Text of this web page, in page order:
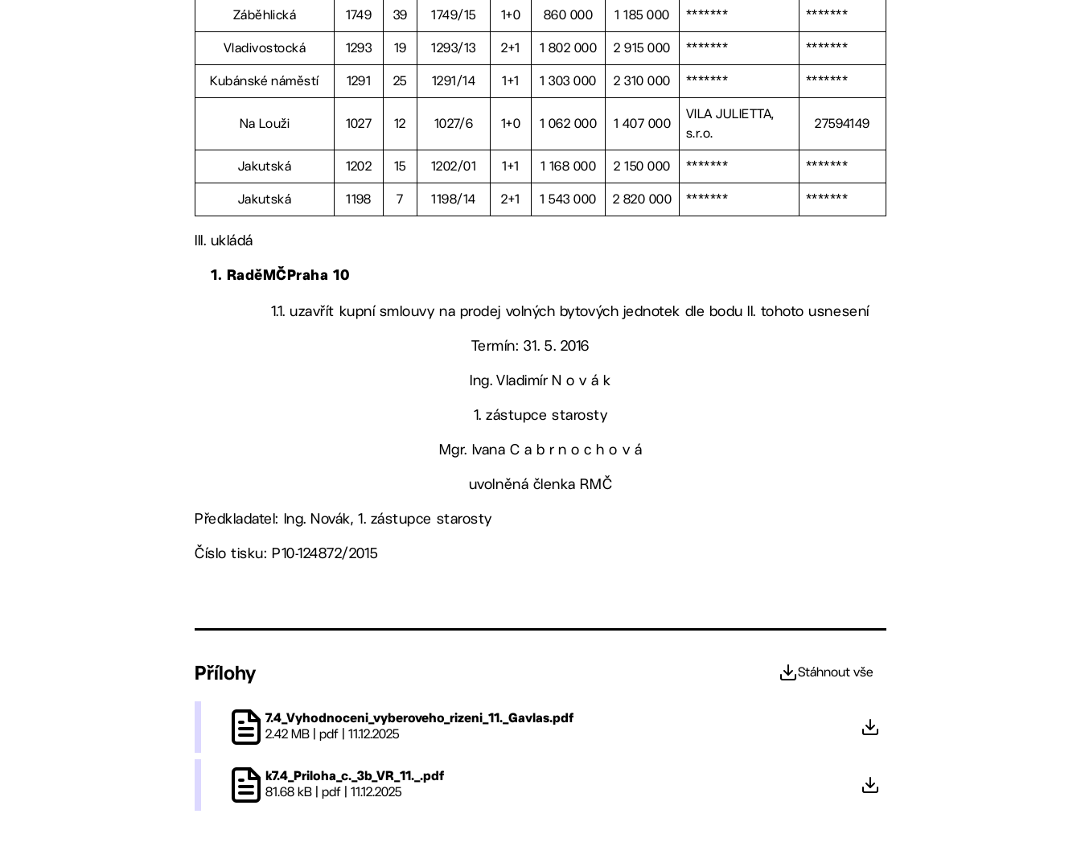
Záběhlická 1749 39 1749/15 1+0 860 000 1 185 000 ******* *******
Vladivostocká 1293 19 1293/13 2+1 1 802 000 2 915 000 ******* *******
Kubánské náměstí 1291 25 1291/14 1+1 1 303 000 2 310 000 ******* *******
Na Louži 1027 12 1027/6 1+0 1 062 000 1 407 000
VILA JULIETTA,
s.r.o.
27594149
Jakutská 1202 15 1202/01 1+1 1 168 000 2 150 000 ******* *******
Jakutská 1198 7 1198/14 2+1 1 543 000 2 820 000 ******* *******
III. ukládá
1. RaděMČPraha 10
1.1. uzavřít kupní smlouvy na prodej volných bytových jednotek dle bodu II. tohoto usnesení
Termín: 31. 5. 2016
Ing. Vladimír N o v á k
1. zástupce starosty
Mgr. Ivana C a b r n o c h o v á
uvolněná členka RMČ
Předkladatel: Ing. Novák, 1. zástupce starosty
Číslo tisku: P10-124872/2015
Přílohy Stáhnout vše
7.4_Vyhodnoceni_vyberoveho_rizeni_11._Gavlas.pdf
2.42 MB | pdf | 11.12.2025
k7.4_Priloha_c._3b_VR_11._.pdf
81.68 kB | pdf | 11.12.2025